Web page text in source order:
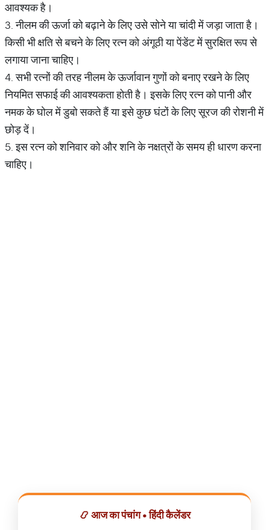
आवश्यक है।
3. नीलम की ऊर्जा को बढ़ाने के लिए उसे सोने या चांदी में जड़ा जाता है।
किसी भी क्षति से बचने के लिए रत्न को अंगूठी या पेंडेंट में सुरक्षित रूप से
लगाया जाना चाहिए।
4. सभी रत्नों की तरह नीलम के ऊर्जावान गुणों को बनाए रखने के लिए
नियमित सफाई की आवश्यकता होती है। इसके लिए रत्न को पानी और
नमक के घोल में डुबो सकते हैं या इसे कुछ घंटों के लिए सूरज की रोशनी में
छोड़ दें।
5. इस रत्न को शनिवार को और शनि के नक्षत्रों के समय ही धारण करना
चाहिए।
📿 आज का पंचांग • हिंदी कैलेंडर